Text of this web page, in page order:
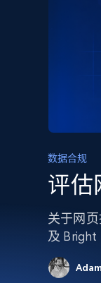
数据合规
评估
关于网
及 Bright